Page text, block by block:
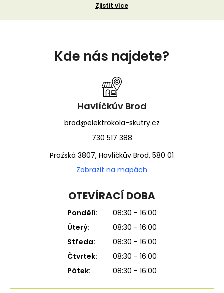
Zjistit více
Kde nás najdete?
Havlíčkův Brod
brod@elektrokola-skutry.cz
730 517 388
Pražská 3807, Havlíčkův Brod, 580 01
Zobrazit na mapách
OTEVÍRACÍ DOBA
Pondělí:
08:30 - 16:00
Úterý:
08:30 - 16:00
Středa:
08:30 - 16:00
Čtvrtek:
08:30 - 16:00
Pátek:
08:30 - 16:00